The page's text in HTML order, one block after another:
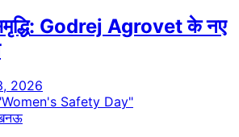
Godrej Agrovet के नए
2026